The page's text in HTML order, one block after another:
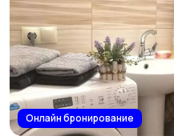
Онлайн бронирование